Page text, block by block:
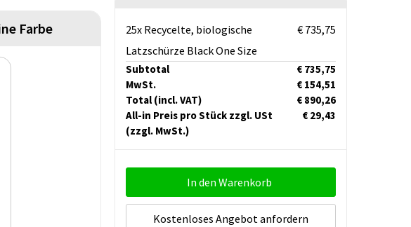
Farbe
25x Recycelte, biologische
Latzschürze Black One Size
€ 735,75
Subtotal
€ 735,75
MwSt.
€ 154,51
Total (incl. VAT)
€ 890,26
All-in Preis pro Stück zzgl. USt
(zzgl. MwSt.)
€ 29,43
In den Warenkorb
Kostenloses Angebot anfordern